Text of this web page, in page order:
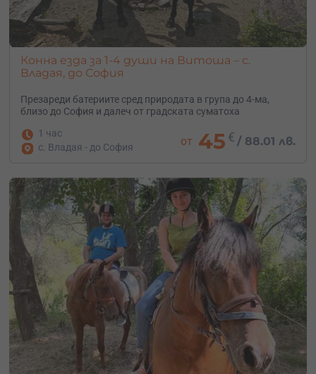
Конна езда за 1-4 души на Витоша – с.
Владая, до София
Презареди батериите сред природата в група до 4-ма,
близо до София и далеч от градската суматоха
1 час
с. Владая - до София
от 45 € / 88.01 лв.